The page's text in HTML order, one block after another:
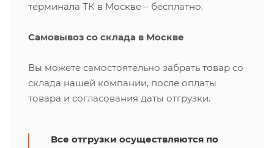
терминала ТК в Москве – бесплатно.
Самовывоз со склада в Москве
Вы можете самостоятельно забрать товар со
склада нашей компании, после оплаты
товара и согласования даты отгрузки.
Все отгрузки осуществляются по